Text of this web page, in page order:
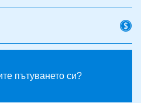
пътуването си?